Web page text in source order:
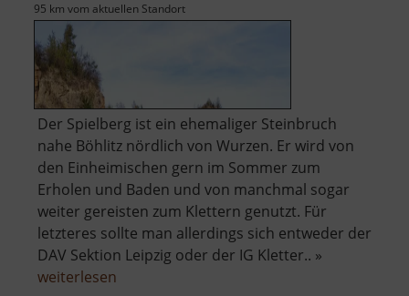
95 km vom aktuellen Standort
Der Spielberg ist ein ehemaliger Steinbruch
nahe Böhlitz nördlich von Wurzen. Er wird von
den Einheimischen gern im Sommer zum
Erholen und Baden und von manchmal sogar
weiter gereisten zum Klettern genutzt. Für
letzteres sollte man allerdings sich entweder der
DAV Sektion Leipzig oder der IG Kletter.. »
weiterlesen